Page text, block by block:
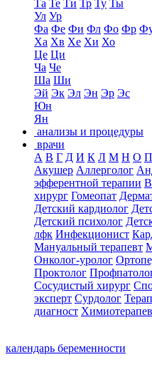
Та Те Ти Тр Ту Ты
Ул Ур
Фа Фе Фи Фл Фо Фр
Ха Хв Хе Хи Хо
Це Ци
Ча Че
Ша Ши
Эй Эк Эл Эн Эр Эс
Юн
Ян
анализы и процедуры
врачи
А В Г Д И К Л М Н О П
Акушер Аллерголог
эфферентной терапии
хирург Гомеопат
Детский кардиолог
Детский психолог
лфк Инфекционист
Мануальный терапевт
Онколог-уролог
Проктолог
Сосудистый хирург
эксперт Сурдолог
диагност
календарь беременности